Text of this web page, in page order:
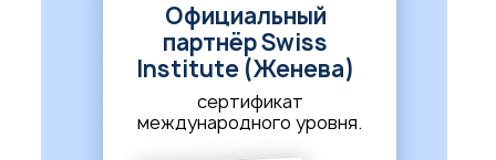
сертификат
международного уровня.
Официальный
партнёр Swiss
Institute (Женева)